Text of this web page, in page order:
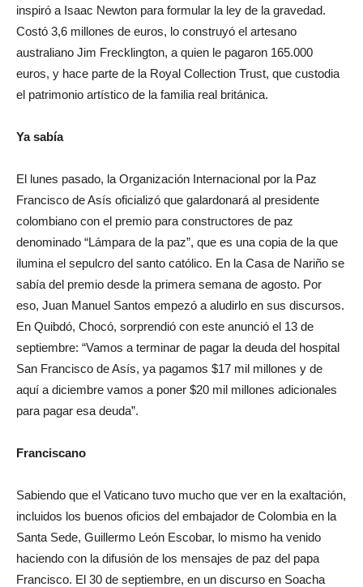
inspiró a Isaac Newton para formular la ley de la gravedad.
Costó 3,6 millones de euros, lo construyó el artesano
australiano Jim Frecklington, a quien le pagaron 165.000
euros, y hace parte de la Royal Collection Trust, que custodia
el patrimonio artístico de la familia real británica.
Ya sabía
El lunes pasado, la Organización Internacional por la Paz
Francisco de Asís oficializó que galardonará al presidente
colombiano con el premio para constructores de paz
denominado “Lámpara de la paz”, que es una copia de la que
ilumina el sepulcro del santo católico. En la Casa de Nariño se
sabía del premio desde la primera semana de agosto. Por
eso, Juan Manuel Santos empezó a aludirlo en sus discursos.
En Quibdó, Chocó, sorprendió con este anunció el 13 de
septiembre: “Vamos a terminar de pagar la deuda del hospital
San Francisco de Asís, ya pagamos $17 mil millones y de
aquí a diciembre vamos a poner $20 mil millones adicionales
para pagar esa deuda”.
Franciscano
Sabiendo que el Vaticano tuvo mucho que ver en la exaltación,
incluidos los buenos oficios del embajador de Colombia en la
Santa Sede, Guillermo León Escobar, lo mismo ha venido
haciendo con la difusión de los mensajes de paz del papa
Francisco. El 30 de septiembre, en un discurso en Soacha